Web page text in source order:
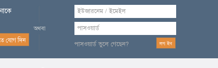
পাসওয়ার্ড ভুলে গেছেন?